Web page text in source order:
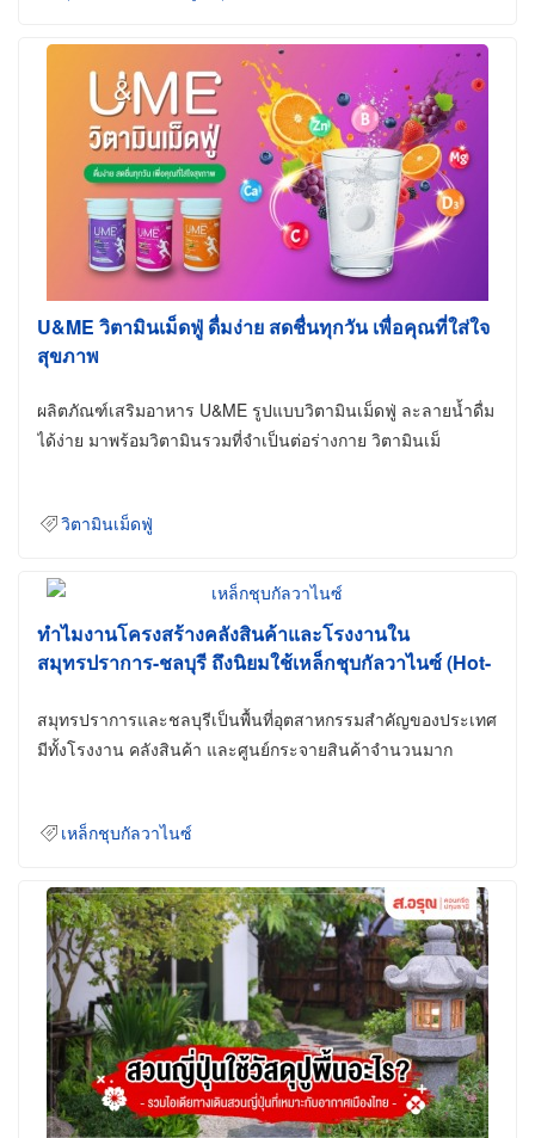
U&ME วิตามินเม็ดฟู่ ดื่มง่าย สดชื่นทุกวัน เพื่อคุณที่ใส่ใจ
สุขภาพ
ผลิตภัณฑ์เสริมอาหาร U&ME รูปแบบวิตามินเม็ดฟู่ ละลายน้ำดื่ม
ได้ง่าย มาพร้อมวิตามินรวมที่จำเป็นต่อร่างกาย วิตามินเม็
วิตามินเม็ดฟู่
ทำไมงานโครงสร้างคลังสินค้าและโรงงานใน
สมุทรปราการ-ชลบุรี ถึงนิยมใช้เหล็กชุบกัลวาไนซ์ (Hot-
สมุทรปราการและชลบุรีเป็นพื้นที่อุตสาหกรรมสำคัญของประเทศ
มีทั้งโรงงาน คลังสินค้า และศูนย์กระจายสินค้าจำนวนมาก
เหล็กชุบกัลวาไนซ์